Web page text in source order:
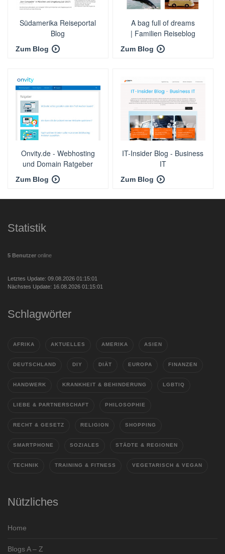
Südamerika Reiseportal
Blog
Zum Blog
A bag full of dreams
| Familien Reiseblog
Zum Blog
Onvity.de - Webhosting
und Domain Ratgeber
Zum Blog
IT-Insider Blog - Business
IT
Zum Blog
Statistik
5 Benutzer online
Letztes Update: 09.08.2026 01:15:01
Nächstes Update: 16.08.2026 01:15:01
Schlagwörter
AFRIKA AKTUELLES AMERIKA ASIEN
DEUTSCHLAND DIY DIÄT EUROPA FINANZEN
HANDWERK KRANKHEIT & BEHINDERUNG LGBTIQ
LIEBE & PARTNERSCHAFT PHILOSOPHIE
RECHT & GESETZ RELIGION SHOPPING
SMARTPHONE SOZIALES STÄDTE & REGIONEN
TECHNIK TRAINING & FITNESS VEGETARISCH & VEGAN
Nützliches
Home
Blogs A – Z